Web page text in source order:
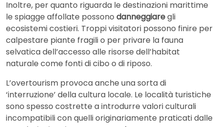
Inoltre, per quanto riguarda le destinazioni marittime
le spiagge affollate possono danneggiaregli
ecosistemi costieri. Troppi visitatori possono finire per
calpestare piante fragili o per privare la fauna
selvatica dell’accesso alle risorse dell’habitat
naturale come fonti di cibo o di riposo.
L’overtourism provoca anche una sorta di
‘interruzione’ della cultura locale. Le località turistiche
sono spesso costrette a introdurre valori culturali
incompatibili con quelli originariamente praticati dalle